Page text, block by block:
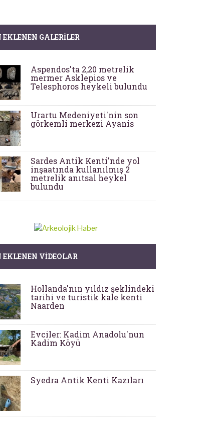
EKLENEN GALERILER
Aspendos'ta 2,20 metrelik
mermer Asklepios ve
Telesphoros heykeli bulundu
Urartu Medeniyeti'nin son
görkemli merkezi Ayanis
Sardes Antik Kenti'nde yol
inşaatında kullanılmış 2
metrelik anıtsal heykel
bulundu
EKLENEN VIDEOLAR
Hollanda'nın yıldız şeklindeki
tarihi ve turistik kale kenti
Naarden
Evciler: Kadim Anadolu'nun
Kadim Köyü
Syedra Antik Kenti Kazıları